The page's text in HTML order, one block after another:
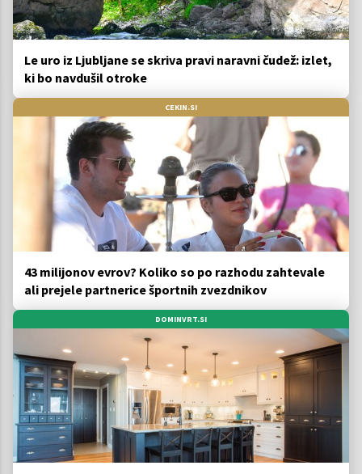
Le uro iz Ljubljane se skriva pravi naravni čudež: izlet,
ki bo navdušil otroke
CEKIN.SI
43 milijonov evrov? Koliko so po razhodu zahtevale
ali prejele partnerice športnih zvezdnikov
DOMINVRT.SI